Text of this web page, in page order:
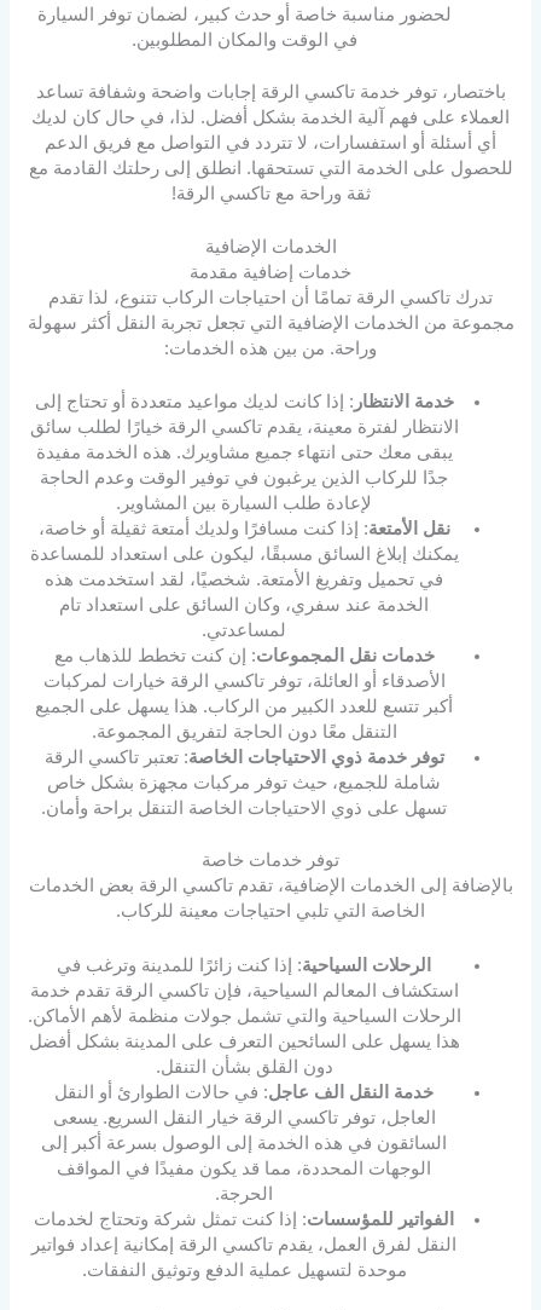
لحضور مناسبة خاصة أو حدث كبير، لضمان توفر السيارة
في الوقت والمكان المطلوبين.
باختصار، توفر خدمة تاكسي الرقة إجابات واضحة وشفافة تساعد
العملاء على فهم آلية الخدمة بشكل أفضل. لذا، في حال كان لديك
أي أسئلة أو استفسارات، لا تتردد في التواصل مع فريق الدعم
للحصول على الخدمة التي تستحقها. انطلق إلى رحلتك القادمة مع
ثقة وراحة مع تاكسي الرقة!
الخدمات الإضافية
خدمات إضافية مقدمة
تدرك تاكسي الرقة تمامًا أن احتياجات الركاب تتنوع، لذا تقدم
مجموعة من الخدمات الإضافية التي تجعل تجربة النقل أكثر سهولة
وراحة. من بين هذه الخدمات:
خدمة الانتظار : إذا كانت لديك مواعيد متعددة أو تحتاج إلى
الانتظار لفترة معينة، يقدم تاكسي الرقة خيارًا لطلب سائق
يبقى معك حتى انتهاء جميع مشاويرك. هذه الخدمة مفيدة
جدًا للركاب الذين يرغبون في توفير الوقت وعدم الحاجة
لإعادة طلب السيارة بين المشاوير.
نقل الأمتعة: إذا كنت مسافرًا ولديك أمتعة ثقيلة أو خاصة،
يمكنك إبلاغ السائق مسبقًا، ليكون على استعداد للمساعدة
في تحميل وتفريغ الأمتعة. شخصيًا، لقد استخدمت هذه
الخدمة عند سفري، وكان السائق على استعداد تام
لمساعدتي.
خدمات نقل المجموعات: إن كنت تخطط للذهاب مع
الأصدقاء أو العائلة، توفر تاكسي الرقة خيارات لمركبات
أكبر تتسع للعدد الكبير من الركاب. هذا يسهل على الجميع
التنقل معًا دون الحاجة لتفريق المجموعة.
توفر خدمة ذوي الاحتياجات الخاصة: تعتبر تاكسي الرقة
شاملة للجميع، حيث توفر مركبات مجهزة بشكل خاص
تسهل على ذوي الاحتياجات الخاصة التنقل براحة وأمان.
توفر خدمات خاصة
بالإضافة إلى الخدمات الإضافية، تقدم تاكسي الرقة بعض الخدمات
الخاصة التي تلبي احتياجات معينة للركاب.
الرحلات السياحية: إذا كنت زائرًا للمدينة وترغب في
استكشاف المعالم السياحية، فإن تاكسي الرقة تقدم خدمة
الرحلات السياحية والتي تشمل جولات منظمة لأهم الأماكن.
هذا يسهل على السائحين التعرف على المدينة بشكل أفضل
دون القلق بشأن التنقل.
خدمة النقل الف عاجل: في حالات الطوارئ أو النقل
العاجل، توفر تاكسي الرقة خيار النقل السريع. يسعى
السائقون في هذه الخدمة إلى الوصول بسرعة أكبر إلى
الوجهات المحددة، مما قد يكون مفيدًا في المواقف
الحرجة.
الفواتير للمؤسسات: إذا كنت تمثل شركة وتحتاج لخدمات
النقل لفرق العمل، يقدم تاكسي الرقة إمكانية إعداد فواتير
موحدة لتسهيل عملية الدفع وتوثيق النفقات.